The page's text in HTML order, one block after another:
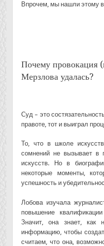
Впрочем, мы нашли этому
Почему провокация
Мерзлова удалась?
Суд – это
правоте, тот и выиграл
То, что в школе
сомнений не вызывает в
искусств. Но в
некоторые моменты,
успешность и
Лобова изучала
повышение
Значит, она знает, как
информацию, чтобы
считаем, что она,